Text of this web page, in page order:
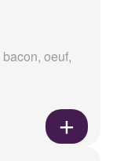
oeuf,